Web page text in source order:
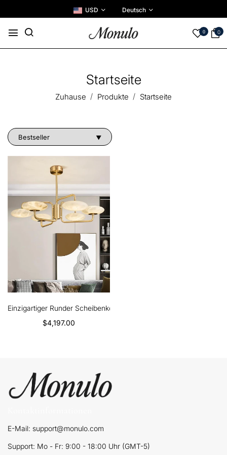
USD Deutsch
0 0
Startseite
Zuhause Produkte Startseite
Einzigartiger Runder Scheibenkörper Bruc Alabaster Kronleuchter
$4,197.00
E-Mail: support@monulo.com
Support: Mo - Fr: 9:00 - 18:00 Uhr (GMT-5)